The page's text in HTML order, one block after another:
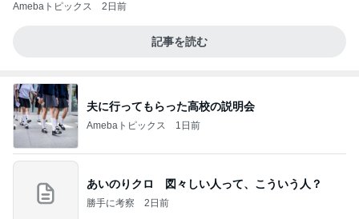
Amebaトピックス 2日前
記事を読む
夫に行ってもらった高校の説明会
Amebaトピックス 1日前
あいのりクロ 図々しい人って、こういう人？
勝手に考察 2日前